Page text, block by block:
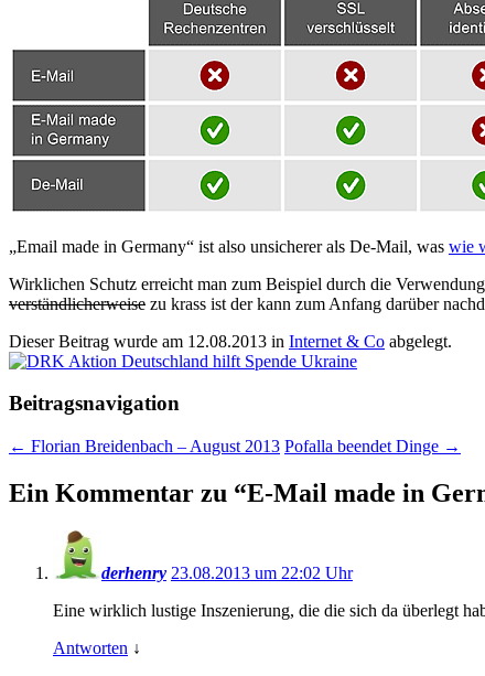
„Email made in Germany“ ist also unsicherer als De-Mail, was wie
Wirklichen Schutz erreicht man zum Beispiel durch die
verständlicherweise zu krass ist der kann zum Anfang darüber
Dieser Beitrag wurde am 12.08.2013 in Internet & Co abgelegt.
Beitragsnavigation
← Florian Breidenbach – August 2013 Pofalla beendet Dinge →
Ein Kommentar zu “E-Mail made in
derhenry 23.08.2013 um 22:02 Uhr
Eine wirklich lustige Inszenierung, die die sich da überlegt
Antworten ↓